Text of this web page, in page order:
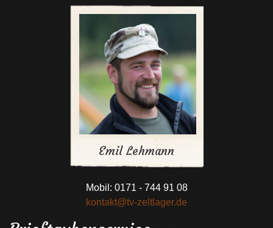
Emil Lehmann
Mobil: 0171 - 744 91 08
kontakt@tv-zeltlager.de